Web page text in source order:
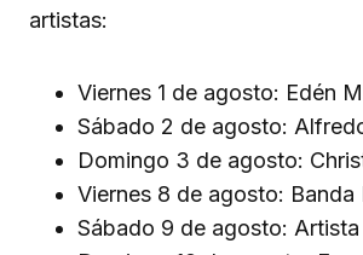
artistas:
Viernes 1 de agosto: Edén
Sábado 2 de agosto:
Domingo 3 de agosto:
Viernes 8 de agosto: Banda
Sábado 9 de agosto: